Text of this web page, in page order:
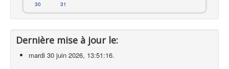
30
31
Dernière mise à jour le:
mardi 30 juin 2026, 13:51:16.